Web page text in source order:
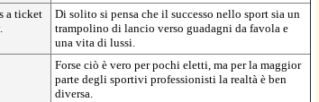
a ticket
Di solito si pensa che il successo nello sport sia un
trampolino di lancio verso guadagni da favola e
una vita di lussi.
Forse ciò è vero per pochi eletti, ma per la maggior
parte degli sportivi professionisti la realtà è ben
diversa.